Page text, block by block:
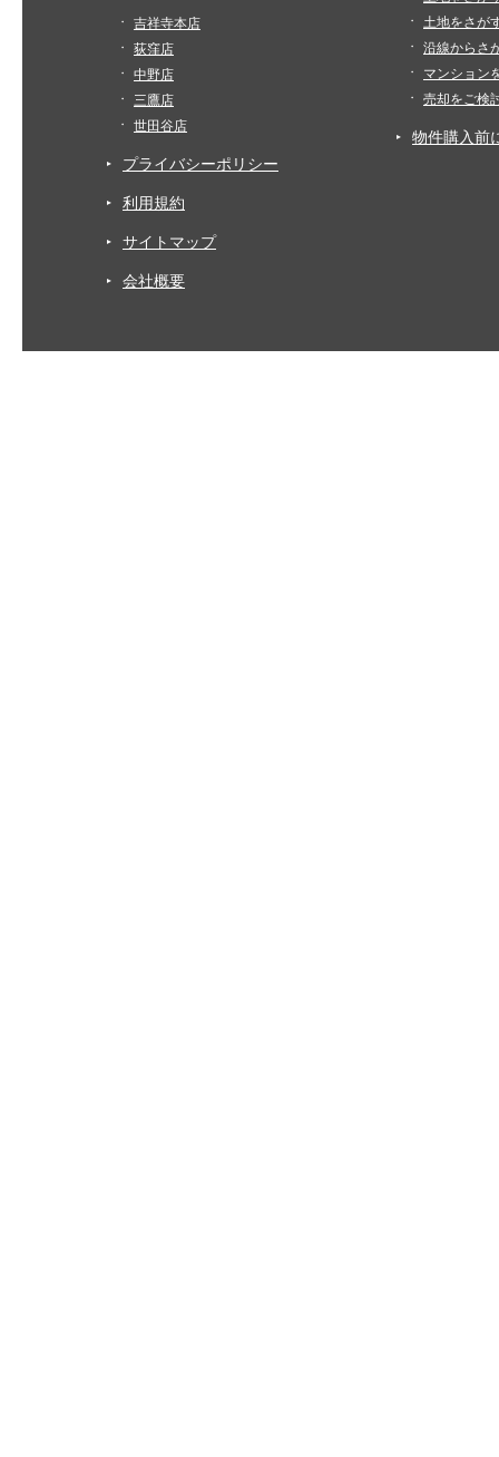
吉祥寺本店
荻窪店
中野店
三鷹店
世田谷店
プライバシーポリシー
利用規約
サイトマップ
会社概要
土地をさが
沿線からさ
マンション
売却をご検
物件購入前